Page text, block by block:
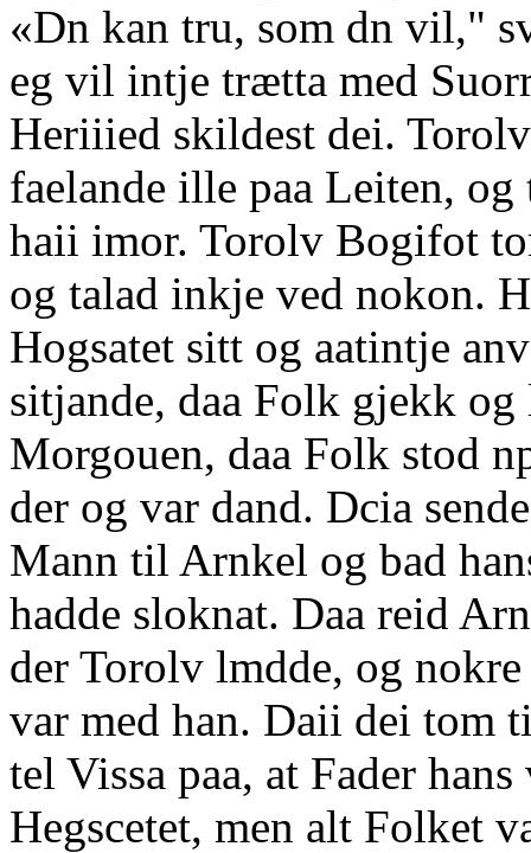
«Dn kan tru, som dn vil,"
eg vil intje trætta med
Heriiied skildest dei.
faelande ille paa Leiten,
haii imor. Torolv Bogifot
og talad inkje ved nokon.
Hogsatet sitt og aatintje
sitjande, daa Folk gjekk og
Morgouen, daa Folk stod
der og var dand. Dcia
Mann til Arnkel og bad
hadde sloknat. Daa reid
der Torolv lmdde, og
var med han. Daii dei tom
tel Vissa paa, at Fader
Hegscetet, men alt Folket